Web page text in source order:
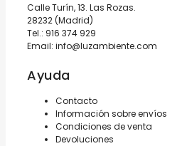
Calle Turín, 13. Las Rozas.
28232 (Madrid)
Tel.: 916 374 929
Email: info@luzambiente.com
Ayuda
Contacto
Información sobre envíos
Condiciones de venta
Devoluciones